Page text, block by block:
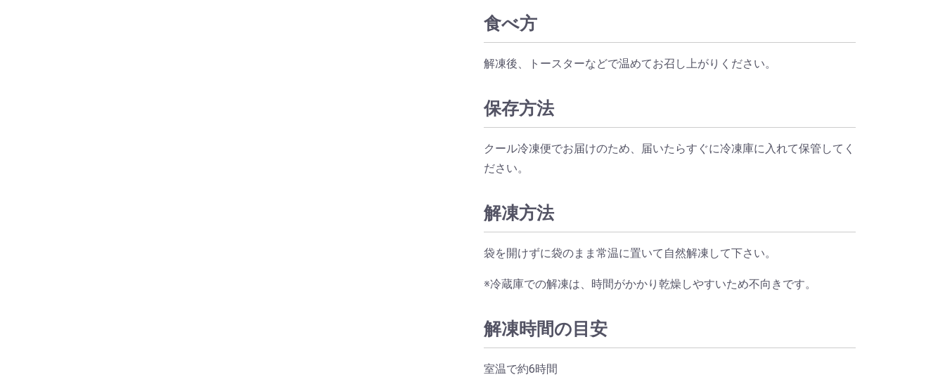
食べ方
解凍後、トースターなどで温めてお召し上がりください。
保存方法
クール冷凍便でお届けのため、届いたらすぐに冷凍庫に入れて保管してく
ださい。
解凍方法
袋を開けずに袋のまま常温に置いて自然解凍して下さい。
※冷蔵庫での解凍は、時間がかかり乾燥しやすいため不向きです。
解凍時間の目安
室温で約6時間